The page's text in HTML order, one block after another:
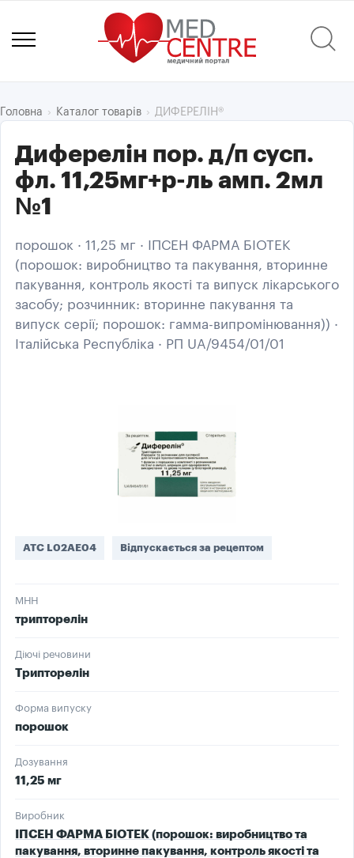
Головна Каталог товарів ДИФЕРЕЛІН®
Диферелін пор. д/п сусп.
фл. 11,25мг+р-ль амп. 2мл
№1
порошок · 11,25 мг · ІПСЕН ФАРМА БІОТЕК
(порошок: виробництво та пакування, вторинне
пакування, контроль якості та випуск лікарського
засобу; розчинник: вторинне пакування та
випуск серії; порошок: гамма-випромінювання)) ·
Італійська Республіка · РП UA/9454/01/01
ATC L02AE04 Відпускається за рецептом
МНН
трипторелін
Діючі речовини
Трипторелін
Форма випуску
порошок
Дозування
11,25 мг
Виробник
ІПСЕН ФАРМА БІОТЕК (порошок: виробництво та
пакування, вторинне пакування, контроль якості та